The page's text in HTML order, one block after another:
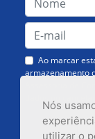
Nós
utilizar o
Ao marcar
armazenamento